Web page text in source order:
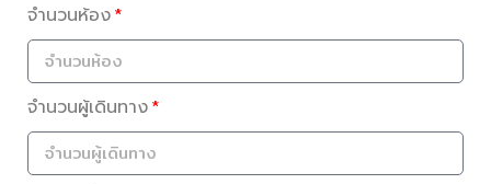
จำนวนห้อง
จำนวนผู้เดินทาง